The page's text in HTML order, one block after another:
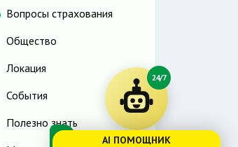
Вопросы страхования
Общество
Локация
События
Полезно знать
24/7
AI ПОМОЩНИК